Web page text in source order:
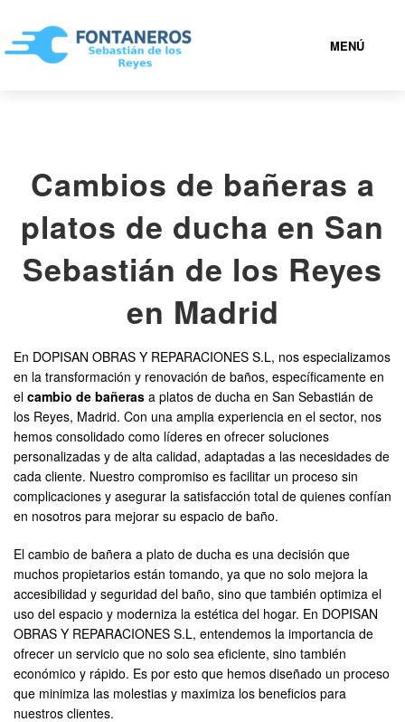
MENÚ
919 93 21 72
FONTANEROS SAN SEBASTIÁN DE LOS REYES BARATOS
SERVICIOS
Cambios de bañeras a
platos de ducha en San
Sebastián de los Reyes
en Madrid
En DOPISAN OBRAS Y REPARACIONES S.L, nos especializamos
en la transformación y renovación de baños, específicamente en
el cambio de bañeras a platos de ducha en San Sebastián de
los Reyes, Madrid. Con una amplia experiencia en el sector, nos
hemos consolidado como líderes en ofrecer soluciones
personalizadas y de alta calidad, adaptadas a las necesidades de
cada cliente. Nuestro compromiso es facilitar un proceso sin
complicaciones y asegurar la satisfacción total de quienes confían
en nosotros para mejorar su espacio de baño.
El cambio de bañera a plato de ducha es una decisión que
muchos propietarios están tomando, ya que no solo mejora la
accesibilidad y seguridad del baño, sino que también optimiza el
uso del espacio y moderniza la estética del hogar. En DOPISAN
OBRAS Y REPARACIONES S.L, entendemos la importancia de
ofrecer un servicio que no solo sea eficiente, sino también
económico y rápido. Es por esto que hemos diseñado un proceso
que minimiza las molestias y maximiza los beneficios para
nuestros clientes.